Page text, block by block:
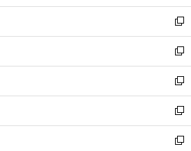
ン
ド
ウ
で
開
く
ウ
ィ
ン
ド
ウ
で
開
く
し
い
ウ
ィ
ン
ド
ウ
で
開
く
新
し
い
ウ
ィ
ン
ド
ウ
で
新
し
い
ウ
ィ
ン
ド
新
し
い
ウ
ィ
新
し
い
新